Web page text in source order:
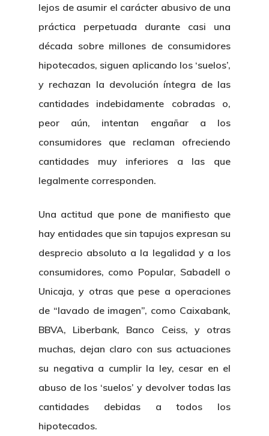
lejos de asumir el carácter abusivo de una
práctica perpetuada durante casi una
década sobre millones de consumidores
hipotecados, siguen aplicando los ‘suelos’,
y rechazan la devolución íntegra de las
cantidades indebidamente cobradas o,
peor aún, intentan engañar a los
consumidores que reclaman ofreciendo
cantidades muy inferiores a las que
legalmente corresponden.
Una actitud que pone de manifiesto que
hay entidades que sin tapujos expresan su
desprecio absoluto a la legalidad y a los
consumidores, como Popular, Sabadell o
Unicaja, y otras que pese a operaciones
de “lavado de imagen”, como Caixabank,
BBVA, Liberbank, Banco Ceiss, y otras
muchas, dejan claro con sus actuaciones
su negativa a cumplir la ley, cesar en el
abuso de los ‘suelos’ y devolver todas las
cantidades debidas a todos los
hipotecados.